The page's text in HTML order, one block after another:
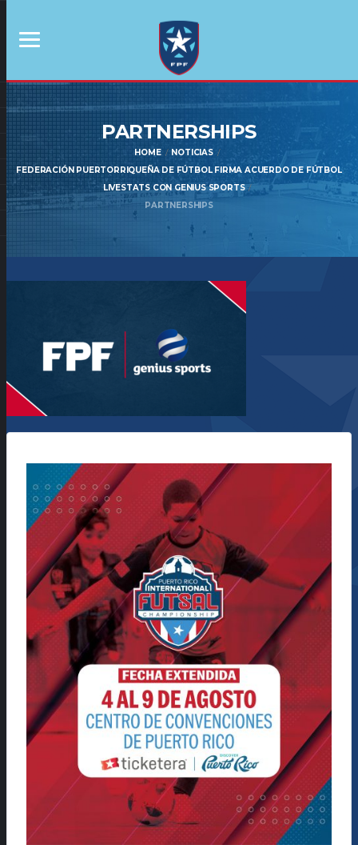
PARTNERSHIPS
HOME
NOTICIAS
FEDERACIÓN PUERTORRIQUEÑA DE FÚTBOL FIRMA ACUERDO DE FÚTBOL
LIVESTATS CON GENIUS SPORTS
PARTNERSHIPS